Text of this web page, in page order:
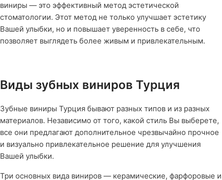
виниры — это эффективный метод эстетической
стоматологии. Этот метод не только улучшает эстетику
Вашей улыбки, но и повышает уверенность в себе, что
позволяет выглядеть более живым и привлекательным.
Виды зубных виниров Турция
Зубные виниры Турция бывают разных типов и из разных
материалов. Независимо от того, какой стиль Вы выберете,
все они предлагают дополнительное чрезвычайно прочное
и визуально привлекательное решение для улучшения
Вашей улыбки.
Три основных вида виниров — керамические, фарфоровые и